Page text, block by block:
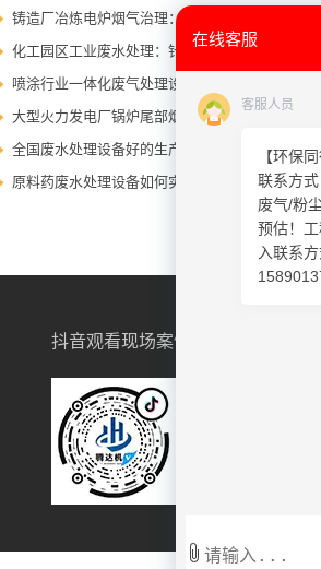
铸造厂冶炼电炉烟气治理：布袋除尘器耐高温方案
化工园区工业废水处理：针对高盐高COD的预处
喷涂行业一体化废气处理设备：滤筒除尘+催化燃
大型火力发电厂锅炉尾部烟气除尘：布袋除尘器
全国废水处理设备好的生产厂家品牌有哪些？（
原料药废水处理设备如何实现高浓度有机废水达
抖音观看现场案例
在线客服
客服人员
【环保
联系方
废气/粉
预估！
入联系